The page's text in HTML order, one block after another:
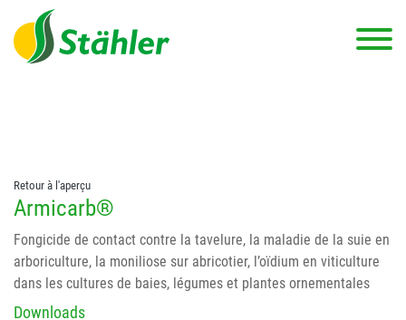
string(78) "Test 12 {FONT:12} // Dosierungen: test 123 dfasdf
asdfW134 245 34" string(62) "Test 12 {FONT:12} Dosierungen: test
123 dfasdf asdfW134 245 34"
Retour à l'aperçu
Armicarb®
Fongicide de contact contre la tavelure, la maladie de la suie en
arboriculture, la moniliose sur abricotier, l’oïdium en viticulture
dans les cultures de baies, légumes et plantes ornementales
Downloads